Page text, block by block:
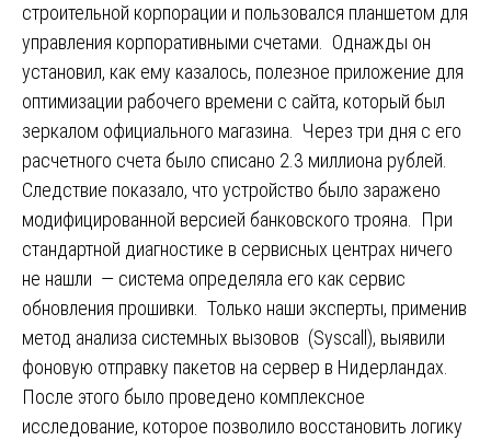
строительной корпорации и пользовался планшетом для
управления корпоративными счетами. Однажды он
установил, как ему казалось, полезное приложение для
оптимизации рабочего времени с сайта, который был
зеркалом официального магазина. Через три дня с его
расчетного счета было списано 2.3 миллиона рублей.
Следствие показало, что устройство было заражено
модифицированной версией банковского трояна. При
стандартной диагностике в сервисных центрах ничего
не нашли — система определяла его как сервис
обновления прошивки. Только наши эксперты, применив
метод анализа системных вызовов (Syscall), выявили
фоновую отправку пакетов на сервер в Нидерландах.
После этого было проведено комплексное
исследование, которое позволило восстановить логику